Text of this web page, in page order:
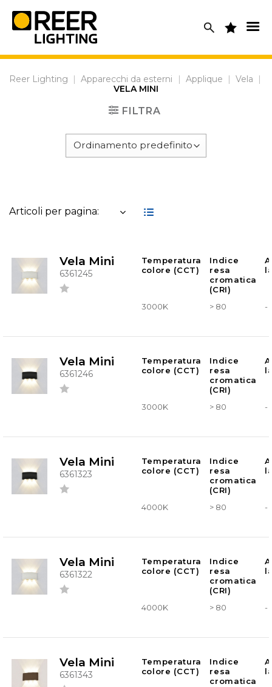
content
Reer Lighting | Apparecchi da esterni | Applique | Vela
|
VELA MINI
FILTRA
Articoli per pagina:
Vela Mini
6361245
Temperatura
colore (CCT)
Indice
resa
cromatica
(CRI)
3000K > 80 -
Vela Mini
6361246
Temperatura
colore (CCT)
Indice
resa
cromatica
(CRI)
3000K > 80 -
Vela Mini
6361323
Temperatura
colore (CCT)
Indice
resa
cromatica
(CRI)
4000K > 80 -
Vela Mini
6361322
Temperatura
colore (CCT)
Indice
resa
cromatica
(CRI)
4000K > 80 -
Vela Mini
6361343
Temperatura
colore (CCT)
Indice
resa
cromatica